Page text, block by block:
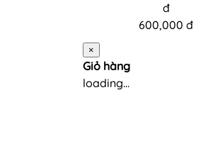
đ
600,000 đ
×
Giỏ hàng
loading...